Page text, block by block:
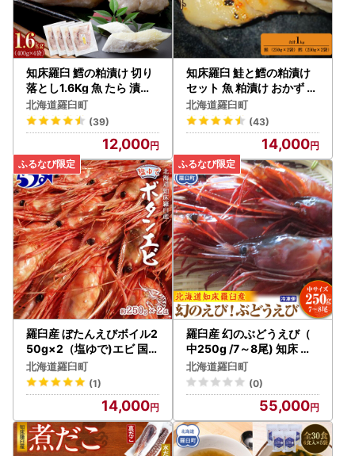
知床羅臼 鱈の粕漬け 切り
落とし1.6Kg 魚 たら 漬け
国産 北海道
北海道羅臼町
(39)
12,000
知床羅臼 鮭と鱈の粕漬け
セット 魚 粕漬け おかず お
つまみ 国産 北海道
北海道羅臼町
(43)
14,000
羅臼産 ぼたんえびボイル2
50g×2（塩ゆで)エビ 国内
知床 北海道
北海道羅臼町
(1)
14,000
羅臼産 幻のぶどうえび（
中250g /7～8尾) 知床 エ
ビ 北海道
北海道羅臼町
(0)
55,000